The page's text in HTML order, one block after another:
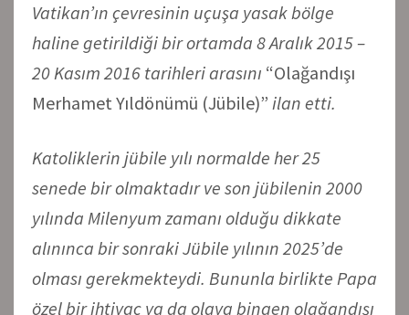
Vatikan’ın çevresinin uçuşa yasak bölge
haline getirildiği bir ortamda 8 Aralık 2015 –
20 Kasım 2016 tarihleri arasını “Olağandışı
Merhamet Yıldönümü (Jübile)” ilan etti.
Katoliklerin jübile yılı normalde her 25
senede bir olmaktadır ve son jübilenin 2000
yılında Milenyum zamanı olduğu dikkate
alınınca bir sonraki Jübile yılının 2025’de
olması gerekmekteydi. Bununla birlikte Papa
özel bir ihtiyaç ya da olaya binaen olağandışı